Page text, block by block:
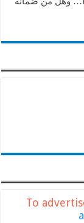
To